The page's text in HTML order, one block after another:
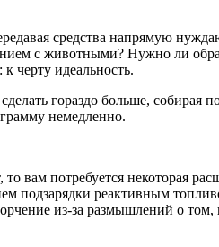
средства напрямую
с животными? Нужно ли
черту идеальность.
гораздо больше, собирая
немедленно.
вам потребуется некоторая
подзарядки реактивным
из-за размышлений о том,